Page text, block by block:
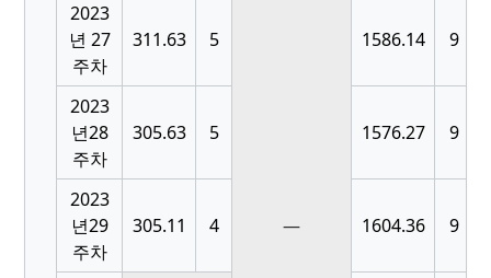
—
2023
년 27
주차
311.63 5 1586.14 9
2023
년28
주차
305.63 5 1576.27 9
2023
년29
주차
305.11 4 1604.36 9